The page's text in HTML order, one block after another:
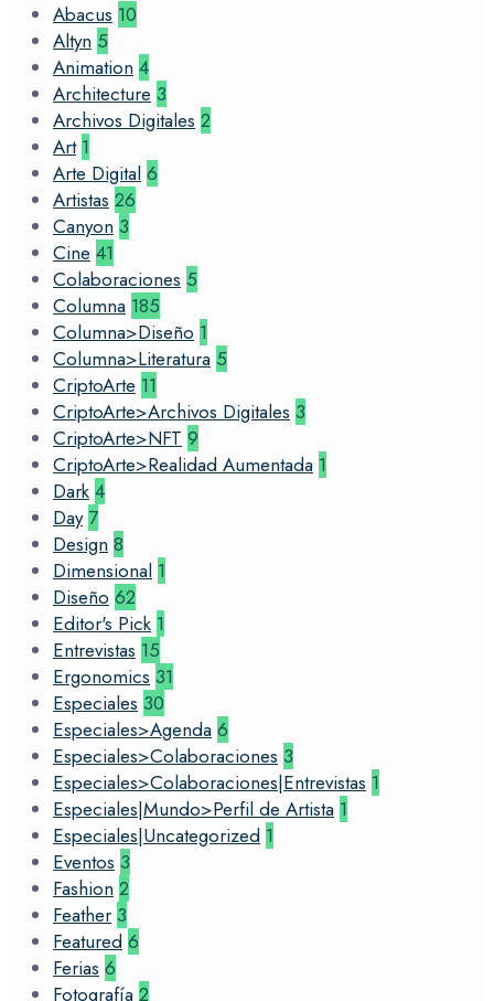
Abacus 10
Altyn 5
Animation 4
Architecture 3
Archivos Digitales 2
Art 1
Arte Digital 6
Artistas 26
Canyon 3
Cine 41
Colaboraciones 5
Columna 185
Columna>Diseño 1
Columna>Literatura 5
CriptoArte 11
CriptoArte>Archivos Digitales 3
CriptoArte>NFT 9
CriptoArte>Realidad Aumentada 1
Dark 4
Day 7
Design 8
Dimensional 1
Diseño 62
Editor's Pick 1
Entrevistas 15
Ergonomics 31
Especiales 30
Especiales>Agenda 6
Especiales>Colaboraciones 3
Especiales>Colaboraciones|Entrevistas 1
Especiales|Mundo>Perfil de Artista 1
Especiales|Uncategorized 1
Eventos 3
Fashion 2
Feather 3
Featured 6
Ferias 6
Fotografía 2